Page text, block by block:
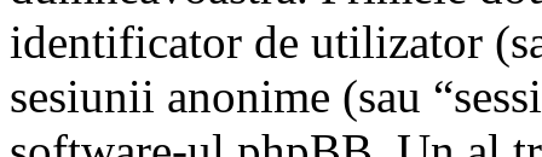
identificator de utilizator
sesiunii anonime (sau